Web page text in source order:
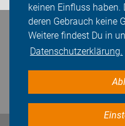
keinen Einfluss
deren Gebrauch keine
Weitere findest Du in
Datenschutzerklärung.
Bleiben Sie in Kontakt